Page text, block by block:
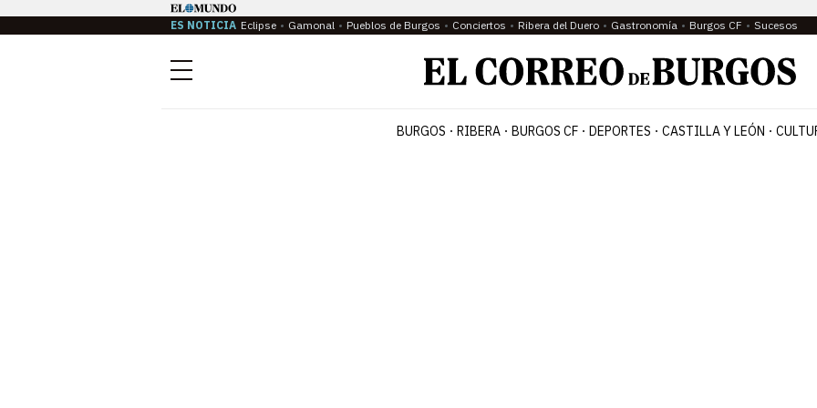
ES NOTICIA Eclipse Gamonal Pueblos de Burgos Conciertos Ribera del Duero Gastronomía Burgos CF Sucesos
Menú
BURGOS RIBERA BURGOS CF DEPORTES CASTILLA Y LEÓN